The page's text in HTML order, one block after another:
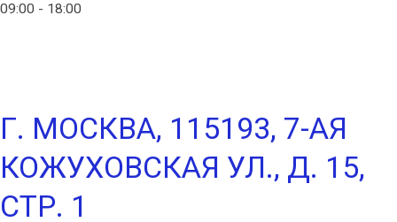
09:00 - 18:00
Г. МОСКВА, 115193, 7-АЯ
КОЖУХОВСКАЯ УЛ., Д. 15,
СТР. 1